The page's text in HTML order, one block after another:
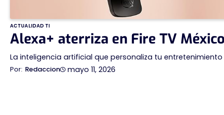
ACTUALIDAD TI
Alexa+ aterriza en Fire TV
La inteligencia artificial que personaliza tu entretenimiento
Redaccion mayo 11, 2026